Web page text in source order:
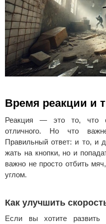
Время реакции и
Реакция — это то, что
отличного. Но что
Правильный ответ: и то, и
жать на кнопки, но и
важно не просто отбить
углом.
Как улучшить
Если вы хотите развить